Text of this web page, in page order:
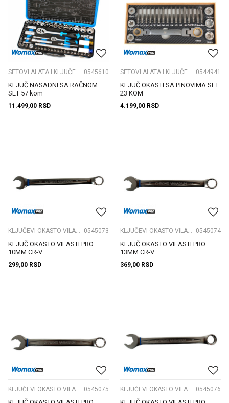
0545610
KLJUČ NASADNI SA RAČNOM
SET 57 kom
11.499,00 RSD
0544941
KLJUČ OKASTI SA PINOVIMA SET
23 KOM
4.199,00 RSD
0545073
KLJUČ OKASTO VILASTI PRO
10MM CR-V
299,00 RSD
0545074
KLJUČ OKASTO VILASTI PRO
13MM CR-V
369,00 RSD
KLJUČEVI OKASTO VILASTI PODES 0545075 KLJUČEVI OKASTO VILASTI PODES 0545076